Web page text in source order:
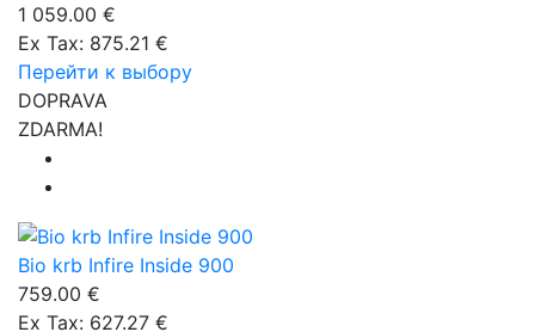
1 059.00 €
Ex Tax: 875.21 €
Перейти к выбору
DOPRAVA
ZDARMA!
Bio krb Infire Inside 900
759.00 €
Ex Tax: 627.27 €